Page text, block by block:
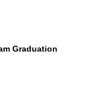
Graduation